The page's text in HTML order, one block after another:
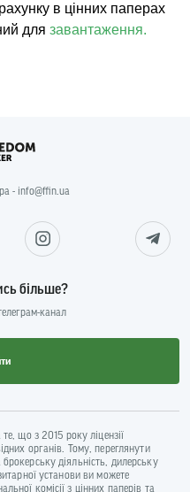
в цінних паперах
для завантаження.
- info@ffin.ua
більше?
канал
що з 2015 року ліцензії
органів. Тому, переглянути
діяльність, дилерську
установи ви можете
комісії з цінних паперів та